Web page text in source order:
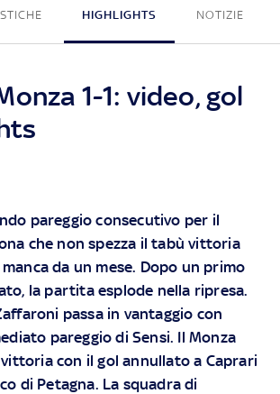
HIGHLIGHTS NOTIZIE
1-1: video, gol
pareggio consecutivo per il
che non spezza il tabù vittoria
da un mese. Dopo un primo
la partita esplode nella ripresa.
passa in vantaggio con
pareggio di Sensi. Il Monza
con il gol annullato a Caprari
di Petagna. La squadra di